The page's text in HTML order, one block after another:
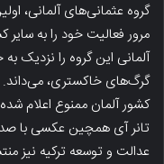
گروه عثمانی‌های آلمانی،
مرور فعالیت خود را به
آلمانی این گروه را نزدیک
کشور آلمان ممنوع اعلام
تانر آی همچین عکسی با
عدالت و توسعه ترکیه نیز